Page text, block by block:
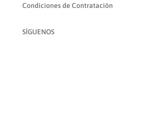
Condiciones de Contratación
SÍGUENOS